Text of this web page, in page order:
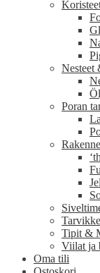
Nesteet
Poran
Tipit &
Viilat ja
Oma tili